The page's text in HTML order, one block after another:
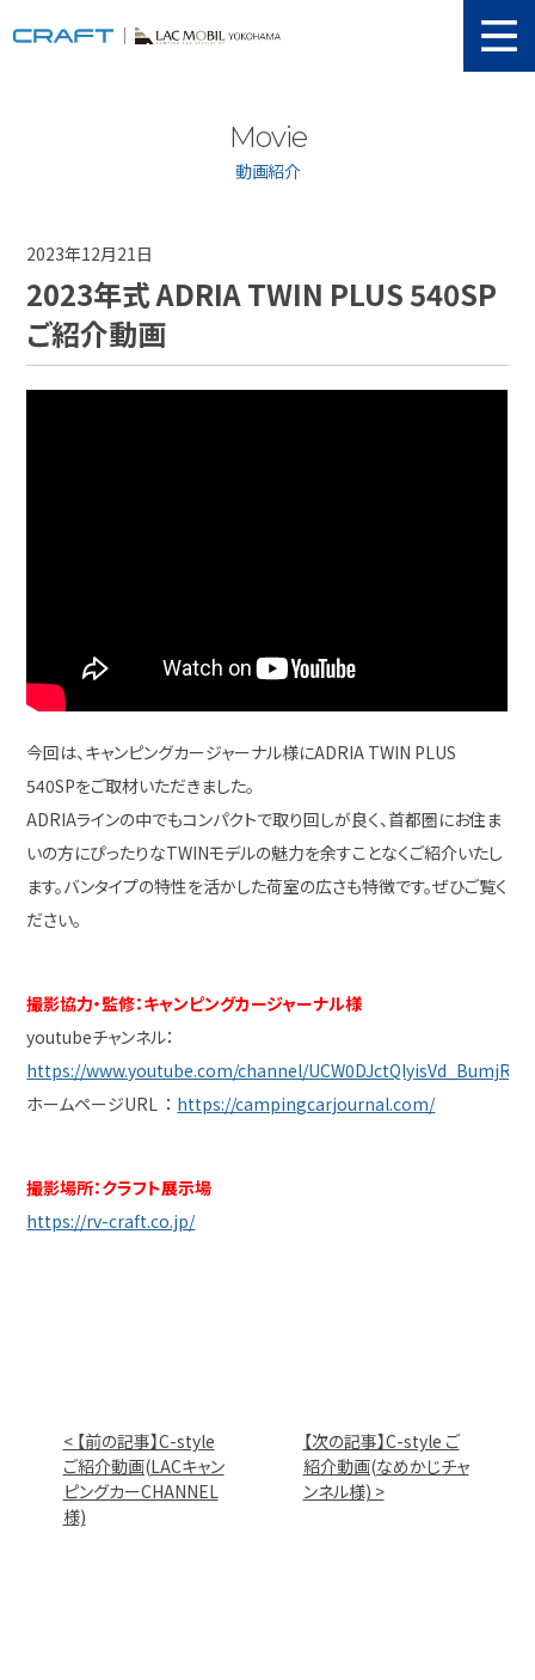
取り扱い新車
認証工場
カスタマイズ
Movie
動画紹介
2023年12月21日
2023年式 ADRIA TWIN PLUS 540SP
ご紹介動画
今回は、キャンピングカージャーナル様にADRIA TWIN PLUS
540SPをご取材いただきました。
ADRIAラインの中でもコンパクトで取り回しが良く、首都圏にお住ま
いの方にぴったりなTWINモデルの魅力を余すことなくご紹介いたし
ます。バンタイプの特性を活かした荷室の広さも特徴です。ぜひご覧く
ださい。
撮影協力・監修：キャンピングカージャーナル様
youtubeチャンネル：
https://www.youtube.com/channel/
ホームページURL ： https://campingcarjournal.com/
撮影場所：クラフト展示場
https://rv-craft.co.jp/
< 【前の記事】C-style
ご紹介動画(LACキャン
ピングカーCHANNEL
様)
【次の記事】C-style ご
紹介動画(なめかじチャ
ンネル様) >